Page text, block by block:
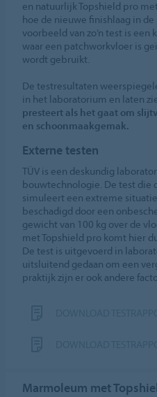
en natuurlijk Topshield pro
hoe de nieuwe finishlaag in
voorbeeld van zo’n test is een
waar een patchworkvloer is
wordt gebruikt.
De testresultaten
in het laboratorium en laten
presteert als het gaat om
en schoonmaakgemak.
Externe testen
TÜV is een deskundig
bouwtechnologie. De test die
simuleert een extreme
beschadigd door een
gewicht van 100 kg over de
met Topshield pro komt hier
De test is uitgevoerd in
uitsluitend gedaan om een
praktijk zijn er ook andere
Marmoleum met